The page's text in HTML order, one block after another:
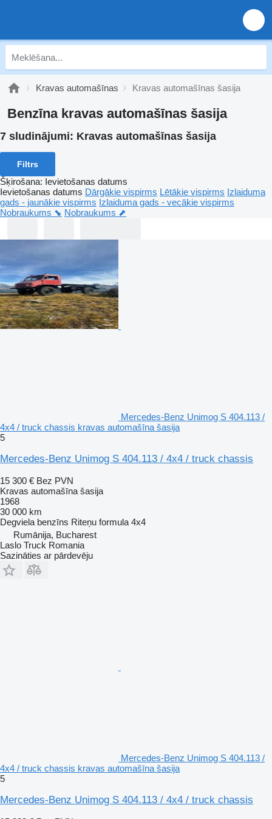
Kravas automašīnas Kravas automašīnas šasija
Benzīna kravas automašīnas šasija
7 sludinājumi: Kravas automašīnas šasija
Filtrs
Šķirošana: Ievietošanas datums
Ievietošanas datums Dārgākie vispirms Lētākie vispirms Izlaiduma
gads - jaunākie vispirms Izlaiduma gads - vecākie vispirms
Nobraukums ⬊ Nobraukums ⬈
Mercedes-Benz Unimog S 404.113 /
4x4 / truck chassis kravas automašīna šasija
5
Mercedes-Benz Unimog S 404.113 / 4x4 / truck chassis
15 300 € Bez PVN
Kravas automašīna šasija
1968
30 000 km
Degviela benzīns Riteņu formula 4x4
Rumānija, Bucharest
Laslo Truck Romania
Sazināties ar pārdevēju
Mercedes-Benz Unimog S 404.113 /
4x4 / truck chassis kravas automašīna šasija
5
Mercedes-Benz Unimog S 404.113 / 4x4 / truck chassis